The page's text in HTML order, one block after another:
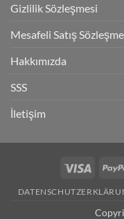
Gizlilik Sözleşmesi
Mesafeli Satış
Hakkımızda
SSS
İletişim
Visa